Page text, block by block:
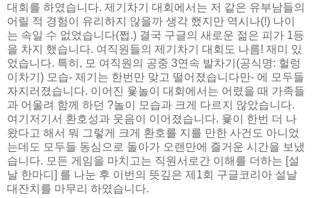
대회를 하였습니다. 제기차기 대회에서는 저 같은 유부남들의
어릴 적 경험이 유리하지 않을까 생각 했지만 역시나(!) 나이
는 속일 수 없었습니다(쩝.) 결국 구글의 새로운 젊은 피가 1등
을 차지 했습니다. 여직원들의 제기차기 대회도 나름! 재미 있
었습니다. 특히, 모 여직원의 공중 3연속 발차기(공식명: 헐렁
이차기) 모습- 제기는 한번만 맞고 떨어졌습니다만- 에 모두들
자지러졌습니다. 이어진 윷놀이 대회에서는 어렸을 때 가족들
과 어울려 함께 하던 ?놀이 모습과 크게 다르지 않았습니다.
여기저기서 환호성과 웃음이 이어졌습니다. 윷이 한번 더 나
왔다고 해서 뭐 그렇게 크게 환호를 지를 만한 사건도 아니었
는데도 모두들 동심으로 돌아가 오랜만에 즐거운 시간을 보냈
습니다. 모든 게임을 마치고는 직원서로간 이해를 더하는 [설
날 한마디] 를 나눈 후 이번의 뜻깊은 제1회 구글코리아 설날
대잔치를 마무리 하였습니다.